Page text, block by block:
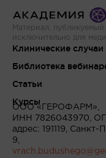
Материал, публикуемый
исключительно для
Клинические случаи
Библиотека
Статьи
Курсы
ООО «ГЕРОФАРМ»,
ИНН 7826043970,
адрес: 191119,
9,